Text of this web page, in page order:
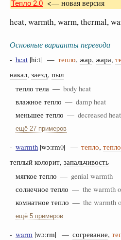
Тепло 2.0 <— новая версия
heat, warmth, warm, thermal,
Основные варианты перевода
- heat |hiːt| — тепло, жар, жара,
накал, заезд, пыл
тепло тела — body heat
влажное тепло — damp heat
меньшее тепло — decreased heat
ещё 27 примеров
- warmth |wɔːrmθ| — тепло, тепло
теплый колорит, запальчивость
мягкое тепло — genial warmth
солнечное тепло — the warmth
комнатное тепло — the warmth
ещё 5 примеров
- warm |wɔːrm| — согревание,